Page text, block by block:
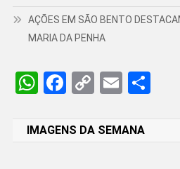
AÇÕES EM SÃO BENTO
MARIA DA PENHA
WhatsApp
Facebook
CopyEmail
IMAGENS DA SEMANA